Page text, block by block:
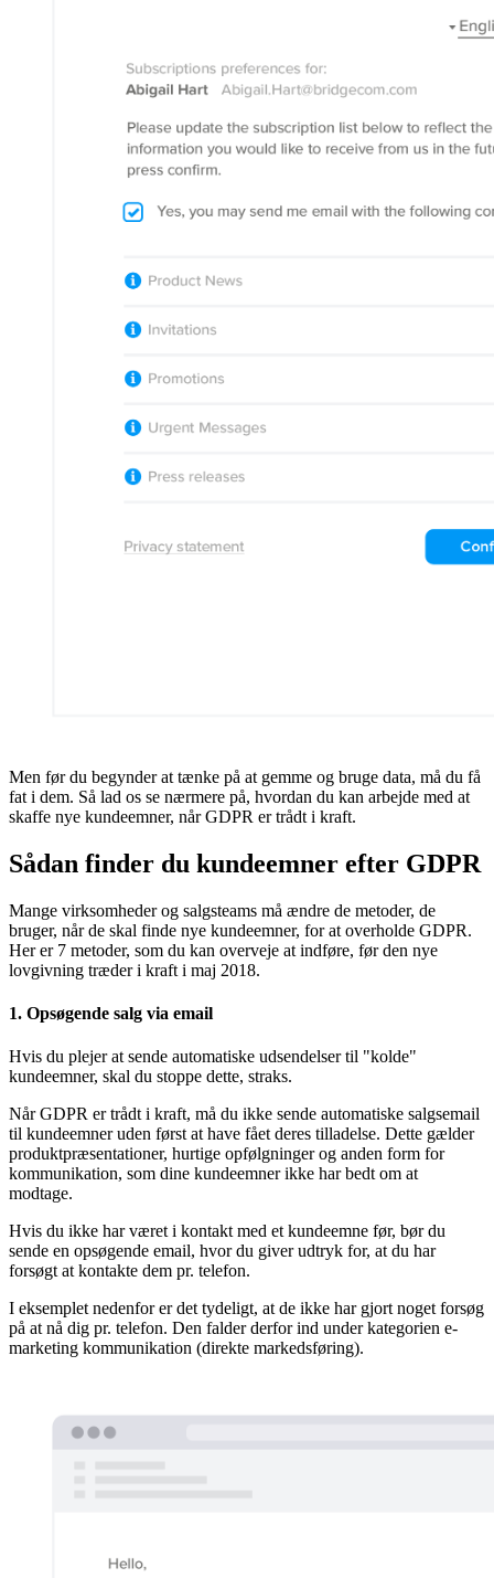
Men før du begynder at tænke på at gemme og bruge data, må du få
fat i dem. Så lad os se nærmere på, hvordan du kan arbejde med at
skaffe nye kundeemner, når GDPR er trådt i kraft.
Sådan finder du kundeemner efter GDPR
Mange virksomheder og salgsteams må ændre de metoder, de
bruger, når de skal finde nye kundeemner, for at overholde GDPR.
Her er 7 metoder, som du kan overveje at indføre, før den nye
lovgivning træder i kraft i maj 2018.
1. Opsøgende salg via email
Hvis du plejer at sende automatiske udsendelser til "kolde"
kundeemner, skal du stoppe dette, straks.
Når GDPR er trådt i kraft, må du ikke sende automatiske salgsemail
til kundeemner uden først at have fået deres tilladelse. Dette gælder
produktpræsentationer, hurtige opfølgninger og anden form for
kommunikation, som dine kundeemner ikke har bedt om at
modtage.
Hvis du ikke har været i kontakt med et kundeemne før, bør du
sende en opsøgende email, hvor du giver udtryk for, at du har
forsøgt at kontakte dem pr. telefon.
I eksemplet nedenfor er det tydeligt, at de ikke har gjort noget forsøg
på at nå dig pr. telefon. Den falder derfor ind under kategorien e-
marketing kommunikation (direkte markedsføring).